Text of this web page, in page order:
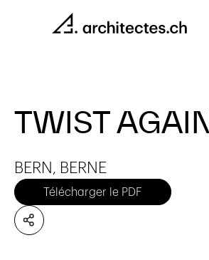
TWIST
BERN, BERNE
Télécharger le PDF